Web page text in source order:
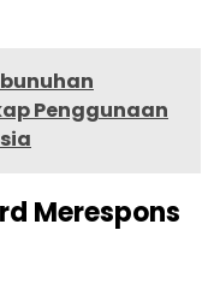
Penggunaan
Merespons